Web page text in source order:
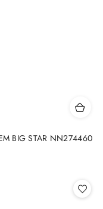
BIG STAR NN274460